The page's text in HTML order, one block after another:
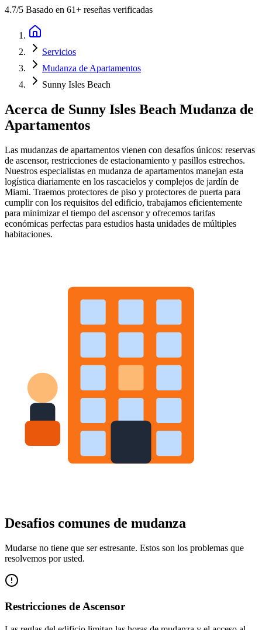
4.7/5 Basado en 61+ reseñas verificadas
Servicios
Mudanza de Apartamentos
Sunny Isles Beach
Acerca de Sunny Isles Beach Mudanza de
Apartamentos
Las mudanzas de apartamentos vienen con desafíos únicos: reservas
de ascensor, restricciones de estacionamiento y pasillos estrechos.
Nuestros especialistas en mudanza de apartamentos manejan esta
logística diariamente en los rascacielos y complejos de jardín de
Miami. Traemos protectores de piso y protectores de puerta para
cumplir con los requisitos del edificio, trabajamos eficientemente
para minimizar el tiempo del ascensor y ofrecemos tarifas
económicas perfectas para estudios hasta unidades de múltiples
habitaciones.
Desafios comunes de mudanza
Mudarse no tiene que ser estresante. Estos son los problemas que
resolvemos por usted.
Restricciones de Ascensor